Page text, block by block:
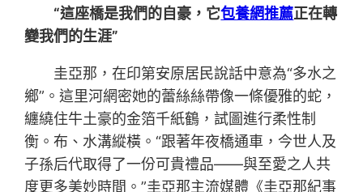
“這座橋是我們的自豪，它包養網推薦正在轉
變我們的生涯”
圭亞那，在印第安原居民說話中意為“多水之
鄉”。這里河網密她的蕾絲絲帶像一條優雅的蛇，
纏繞住牛土豪的金箔千紙鶴，試圖進行柔性制
衡。布、水溝縱橫。“跟著年夜橋通車，今世人及
子孫后代取得了一份可貴禮品——與至愛之人共
度更多美妙時間。”圭亞那主流媒體《圭亞那紀事